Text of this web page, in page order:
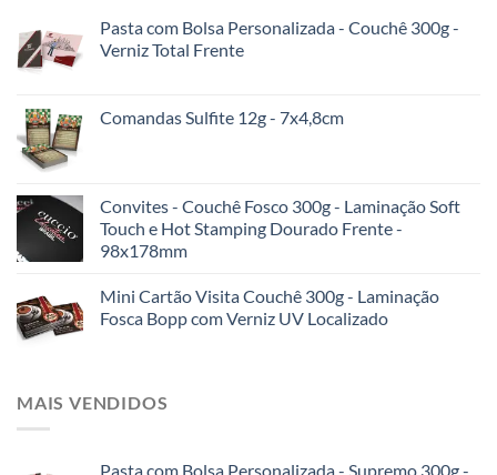
Pasta com Bolsa Personalizada - Couchê 300g -
Verniz Total Frente
Comandas Sulfite 12g - 7x4,8cm
Convites - Couchê Fosco 300g - Laminação Soft
Touch e Hot Stamping Dourado Frente -
98x178mm
Mini Cartão Visita Couchê 300g - Laminação
Fosca Bopp com Verniz UV Localizado
MAIS VENDIDOS
Pasta com Bolsa Personalizada - Supremo 300g -